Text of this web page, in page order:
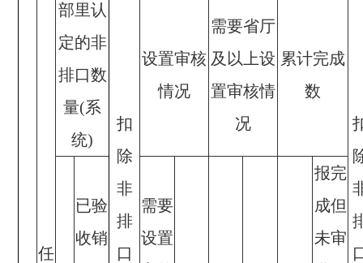
任
部里认
定的非
排口数
量(系
统)
扣
除
非
排
口
设置审核
情况
需要省厅
及以上设
置审核情
况
累计完成
数
已验
收销
需要
设置
报完
成但
未审